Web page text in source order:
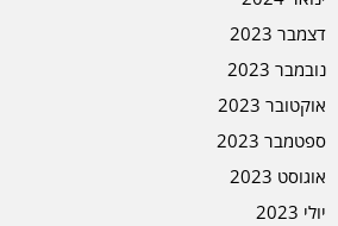
דצמבר 2023
נובמבר 2023
אוקטובר 2023
ספטמבר 2023
אוגוסט 2023
יולי 2023